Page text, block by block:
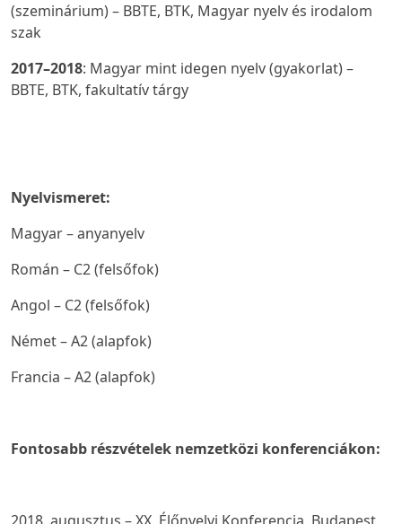
(szeminárium) – BBTE, BTK, Magyar nyelv és irodalom
szak
2017–2018: Magyar mint idegen nyelv (gyakorlat) –
BBTE, BTK, fakultatív tárgy
Nyelvismeret:
Magyar – anyanyelv
Román – C2 (felsőfok)
Angol – C2 (felsőfok)
Német – A2 (alapfok)
Francia – A2 (alapfok)
Fontosabb részvételek nemzetközi konferenciákon: